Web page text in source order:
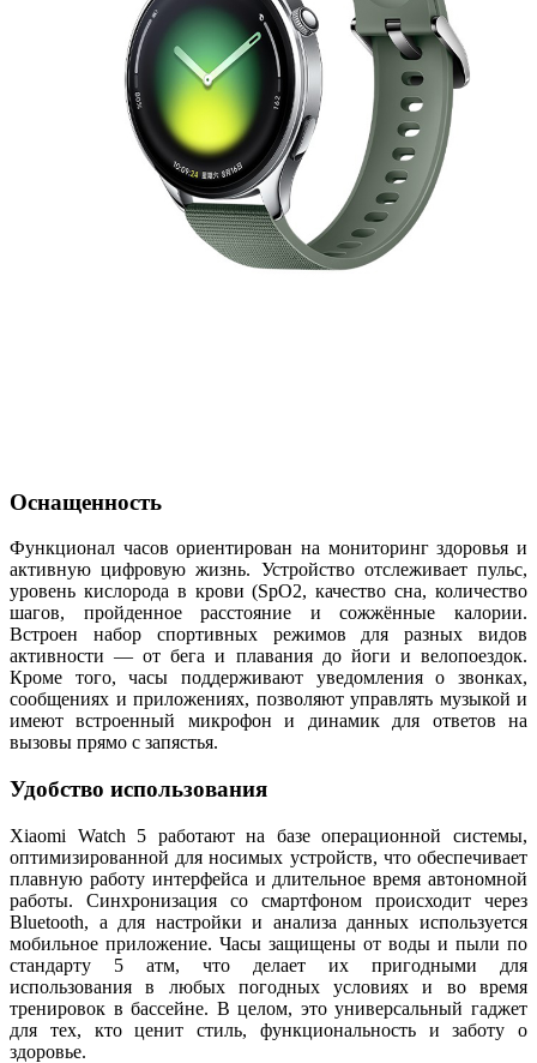
Оснащенность
Функционал часов ориентирован на мониторинг здоровья и
активную цифровую жизнь. Устройство отслеживает пульс,
уровень кислорода в крови (SpO2, качество сна, количество
шагов, пройденное расстояние и сожжённые калории.
Встроен набор спортивных режимов для разных видов
активности — от бега и плавания до йоги и велопоездок.
Кроме того, часы поддерживают уведомления о звонках,
сообщениях и приложениях, позволяют управлять музыкой и
имеют встроенный микрофон и динамик для ответов на
вызовы прямо с запястья.
Удобство использования
Xiaomi Watch 5 работают на базе операционной системы,
оптимизированной для носимых устройств, что обеспечивает
плавную работу интерфейса и длительное время автономной
работы. Синхронизация со смартфоном происходит через
Bluetooth, а для настройки и анализа данных используется
мобильное приложение. Часы защищены от воды и пыли по
стандарту 5 атм, что делает их пригодными для
использования в любых погодных условиях и во время
тренировок в бассейне. В целом, это универсальный гаджет
для тех, кто ценит стиль, функциональность и заботу о
здоровье.